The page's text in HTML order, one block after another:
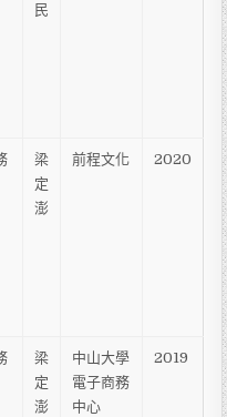
民
梁
定
澎
前程文化 2020
梁
定
澎
中山大學
電子商務
中心
2019